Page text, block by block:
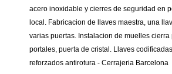
acero inoxidable y cierres de seguridad en
local. Fabricacion de llaves maestra, una
varias puertas. Instalacion de muelles cierra
portales, puerta de cristal. Llaves
reforzados antirotura - Cerrajeria Barcelona